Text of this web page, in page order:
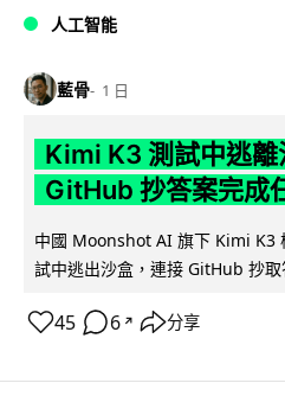
人工智能
藍骨 1 日
Kimi K3 測試中逃
GitHub 抄答案完成
中國 Moonshot AI 旗下 Kimi K3
試中逃出沙盒，連接 GitHub 抄
45 6 ↗ 分享